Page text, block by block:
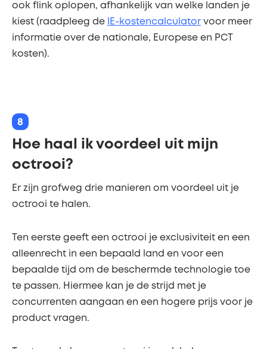
ook flink oplopen, afhankelijk van welke landen je
kiest (raadpleeg de
IE-kostencalculator voor meer
informatie over de nationale, Europese en PCT
kosten).
8
Hoe haal ik voordeel uit mijn
octrooi?
Er zijn grofweg drie manieren om voordeel uit je
octrooi te halen.
Ten eerste geeft een octrooi je exclusiviteit en een
alleenrecht in een bepaald land en voor een
bepaalde tijd om de beschermde technologie toe
te passen. Hiermee kan je de strijd met je
concurrenten aangaan en een hogere prijs voor je
product vragen.